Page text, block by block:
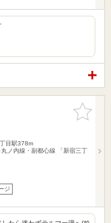
お気に入
りに追加
目駅378m
丸ノ内線・副都心線 「新宿三丁
ジ